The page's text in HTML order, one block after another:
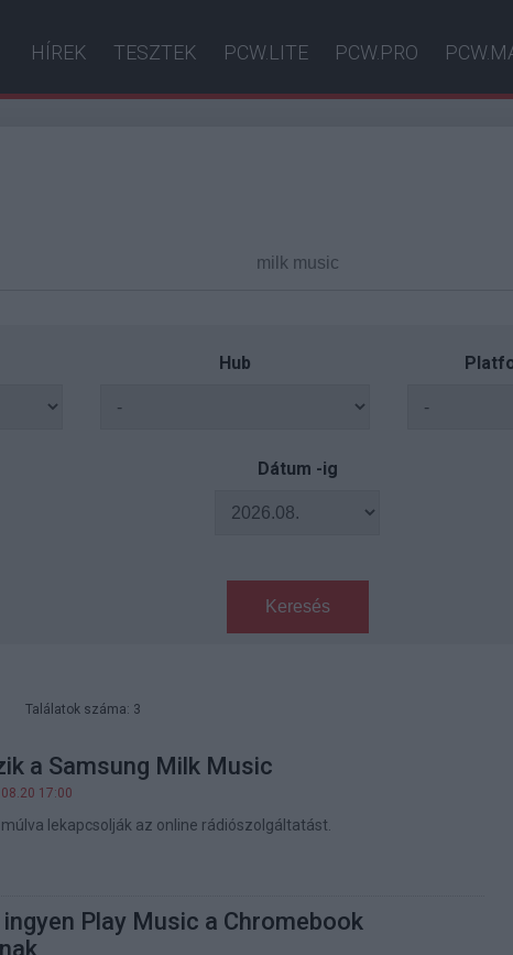
HÍREK TESZTEK PCW.LITE PCW.PRO
Hub
Dátum -ig
Keresés
Találatok száma: 3
a Samsung Milk Music
17:00
múlva lekapcsolják az online rádiószolgáltatást.
Play Music a Chromebook